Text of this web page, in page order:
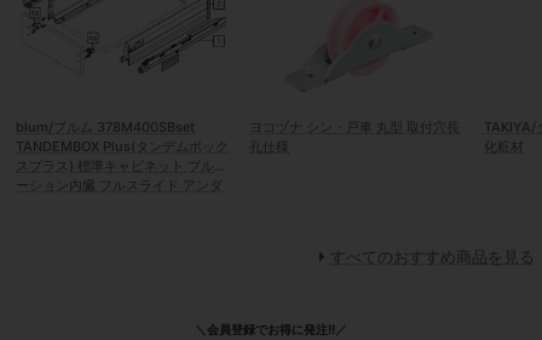
blum/ブルム 378M400SBset
TANDEMBOX Plus(タンデムボック
スプラス) 標準キャビネット ブルモ
ーション内臓 フルスライド アンダ
ヨコヅナ シン・戸車 丸型 取付穴長
孔仕様
TAKIYA/
化粧材
すべてのおすすめ商品を見る
＼会員登録でお得に発注!!／